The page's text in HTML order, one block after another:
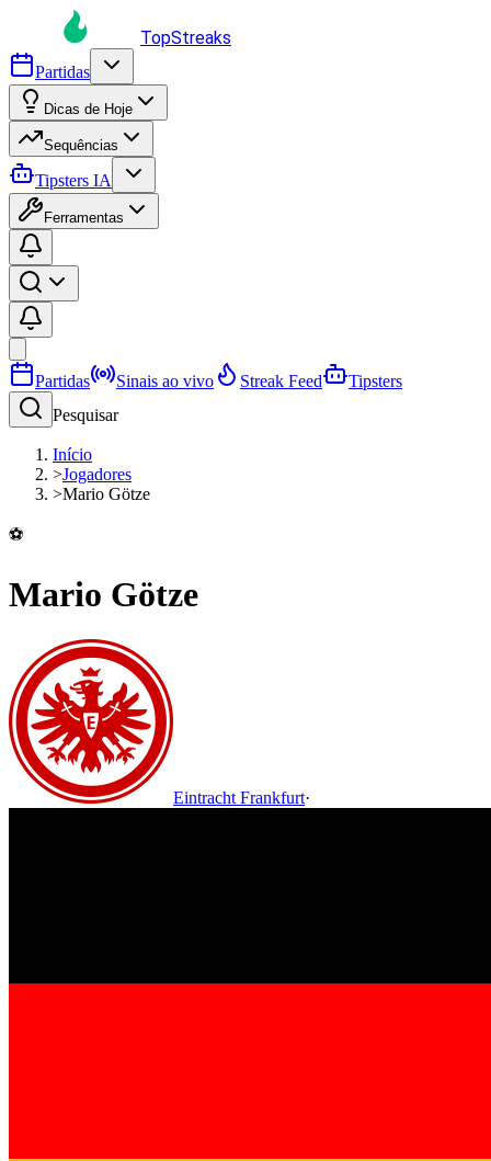
TopStreaks
Partidas
Dicas de Hoje
Sequências
Tipsters IA
Ferramentas
Partidas Sinais ao vivo Streak Feed
Tipsters
Pesquisar
Início
>Jogadores
>Mario Götze
⚽
Mario Götze
Eintracht Frankfurt·